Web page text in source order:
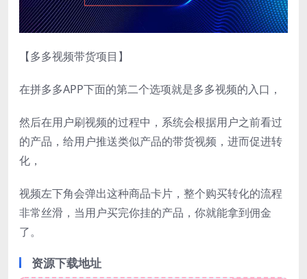
【多多视频带货项目】
在拼多多APP下面的第二个选项就是多多视频的入口，
然后在用户刷视频的过程中，系统会根据用户之前看过
的产品，给用户推送类似产品的带货视频，进而促进转
化，
视频左下角会弹出这种商品卡片，整个购买转化的流程
非常丝滑，当用户买完你挂的产品，你就能拿到佣金
了。
资源下载地址